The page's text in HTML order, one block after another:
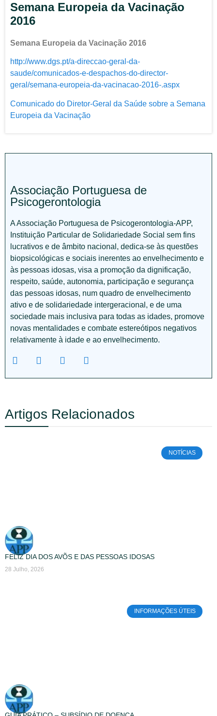
Semana Europeia da Vacinação
2016
Semana Europeia da Vacinação 2016
http://www.dgs.pt/a-direccao-geral-da-
saude/comunicados-e-despachos-do-director-
geral/semana-europeia-da-vacinacao-2016-.aspx
Comunicado do Diretor-Geral da Saúde sobre a Semana
Europeia da Vacinação
Associação Portuguesa de
Psicogerontologia
A Associação Portuguesa de Psicogerontologia-APP,
Instituição Particular de Solidariedade Social sem fins
lucrativos e de âmbito nacional, dedica-se às questões
biopsicológicas e sociais inerentes ao envelhecimento e
às pessoas idosas, visa a promoção da dignificação,
respeito, saúde, autonomia, participação e segurança
das pessoas idosas, num quadro de envelhecimento
ativo e de solidariedade intergeracional, e de uma
sociedade mais inclusiva para todas as idades, promove
novas mentalidades e combate estereótipos negativos
relativamente à idade e ao envelhecimento.
Artigos Relacionados
NOTÍCIAS
FELIZ DIA DOS AVÕS E DAS PESSOAS IDOSAS
28 Julho, 2026
INFORMAÇÕES ÚTEIS